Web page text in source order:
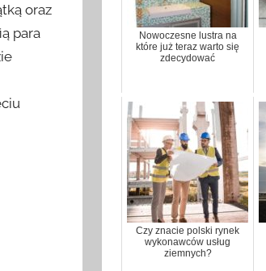
oraz
para
Nowoczesne lustra na
które już teraz warto się
zdecydować
Czy znacie polski rynek
wykonawców usług
ziemnych?